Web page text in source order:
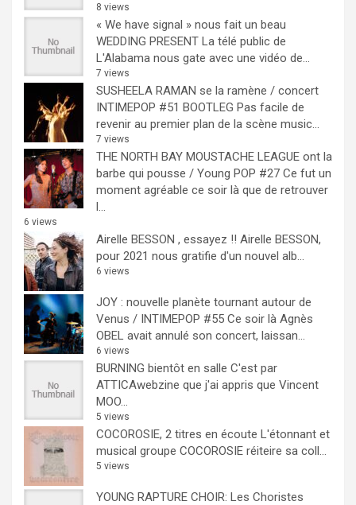
8 views
« We have signal » nous fait un beau
WEDDING PRESENT La télé public de
L'Alabama nous gate avec une vidéo de...
7 views
SUSHEELA RAMAN se la ramène / concert
INTIMEPOP #51 BOOTLEG Pas facile de
revenir au premier plan de la scène music...
7 views
THE NORTH BAY MOUSTACHE LEAGUE ont la
barbe qui pousse / Young POP #27 Ce fut un
moment agréable ce soir là que de retrouver
l...
6 views
Airelle BESSON , essayez !! Airelle BESSON,
pour 2021 nous gratifie d'un nouvel alb...
6 views
JOY : nouvelle planète tournant autour de
Venus / INTIMEPOP #55 Ce soir là Agnès
OBEL avait annulé son concert, laissan...
6 views
BURNING bientôt en salle C'est par
ATTICAwebzine que j'ai appris que Vincent
MOO...
5 views
COCOROSIE, 2 titres en écoute L'étonnant et
musical groupe COCOROSIE réiteire sa coll...
5 views
YOUNG RAPTURE CHOIR: Les Choristes